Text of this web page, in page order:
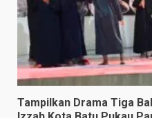
Tampilkan Drama Tiga